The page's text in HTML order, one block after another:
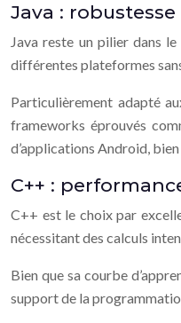
Java :
Java reste un pilier dans
différentes plateformes
Particulièrement adapté
frameworks éprouvés
d’applications Android,
C++ :
C++ est le choix par
nécessitant des calculs
Bien que sa courbe
support de la